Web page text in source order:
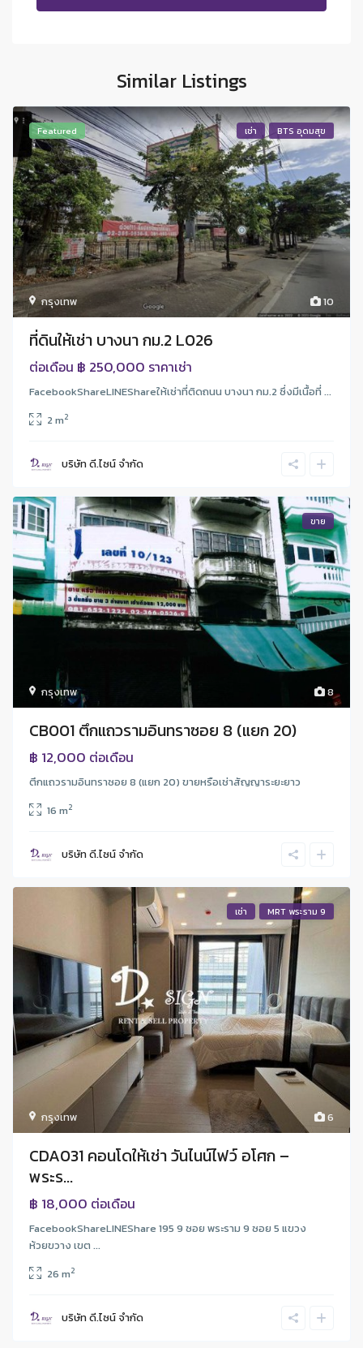
Similar Listings
10
กรุงเทพ
Featured เช่า BTS อุดมสุข
ที่ดินให้เช่า บางนา กม.2 L026
ต่อเดือน ฿ 250,000 ราคาเช่า
FacebookShareLINEShareให้เช่าที่ติดถนน บางนา กม.2 ซึ่งมีเนื้อที่ ...
2 m2
บริษัท ดี.ไซน์ จํากัด
8
กรุงเทพ
ขาย
CB001 ตึกแถวรามอินทราซอย 8 (แยก 20)
฿ 12,000 ต่อเดือน
ตึกแถวรามอินทราซอย 8 (แยก 20) ขายหรือเช่าสัญญาระยะยาว
16 m2
บริษัท ดี.ไซน์ จํากัด
6
กรุงเทพ
เช่า MRT พระราม 9
CDA031 คอนโดให้เช่า วันไนน์ไฟว์ อโศก –
พระร...
฿ 18,000 ต่อเดือน
FacebookShareLINEShare 195 9 ซอย พระราม 9 ซอย 5 แขวง
ห้วยขวาง เขต ...
26 m2
บริษัท ดี.ไซน์ จํากัด